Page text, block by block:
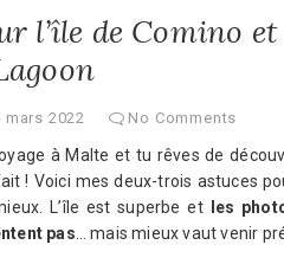
l’île de Comino et
mars 2022 No Comments
à Malte et tu rêves de
! Voici mes deux-trois astuces
L’île est superbe et les
pas … mais mieux vaut venir